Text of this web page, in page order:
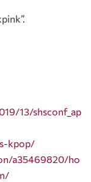
13/shsconf_ap
kpop/
a35469820/ho